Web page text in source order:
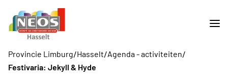
Provincie Limburg/Hasselt/Agenda - activiteiten/
Festivaria: Jekyll & Hyde